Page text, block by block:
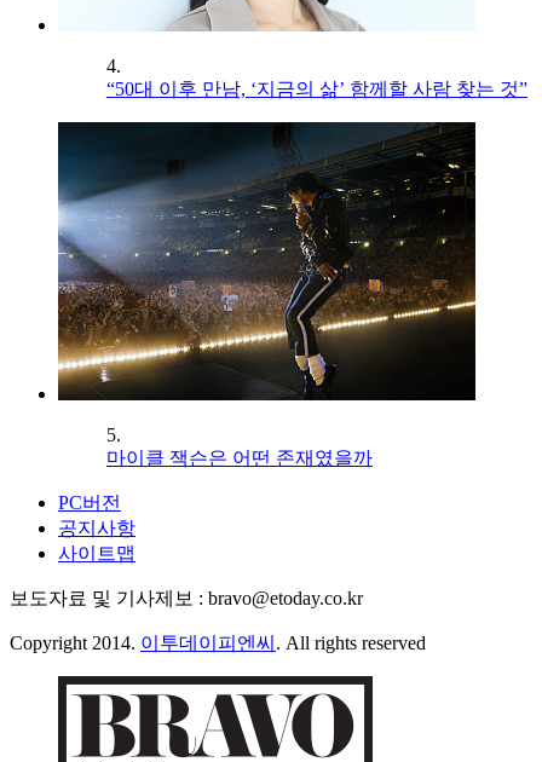
4.
“50대 이후 만남, ‘지금의 삶’ 함께할 사람 찾는 것”
5.
마이클 잭슨은 어떤 존재였을까
PC버전
공지사항
사이트맵
보도자료 및 기사제보 : bravo@etoday.co.kr
Copyright 2014. 이투데이피엔씨 . All rights reserved